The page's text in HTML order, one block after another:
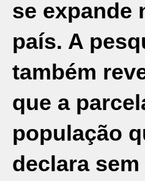
se expande
país. A
também
que a
população
declara sem